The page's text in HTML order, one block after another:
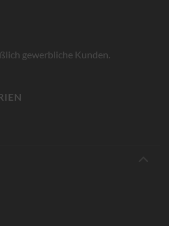
gewerbliche Kunden.